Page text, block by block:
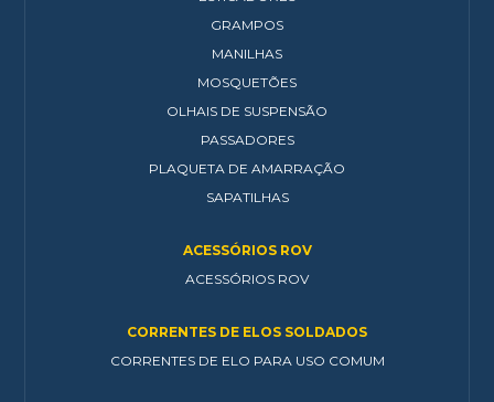
GRAMPOS
MANILHAS
MOSQUETÕES
OLHAIS DE SUSPENSÃO
PASSADORES
PLAQUETA DE AMARRAÇÃO
SAPATILHAS
ACESSÓRIOS ROV
ACESSÓRIOS ROV
CORRENTES DE ELOS SOLDADOS
CORRENTES DE ELO PARA USO COMUM